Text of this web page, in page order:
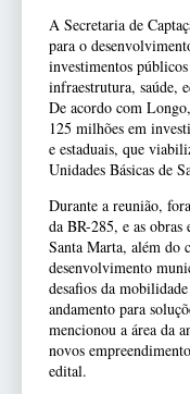
A Secretaria de
para o
investimentos
infraestrutura, saúde,
De acordo com
125 milhões em
e estaduais, que
Unidades Básicas de
Durante a reunião,
da BR-285, e as obras
Santa Marta, além do
desenvolvimento
desafios da
andamento para
mencionou a área da
novos
edital.